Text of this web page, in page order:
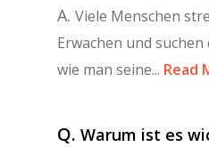
A. Viele Menschen
Erwachen und
wie man seine... Read
Q. Warum ist es